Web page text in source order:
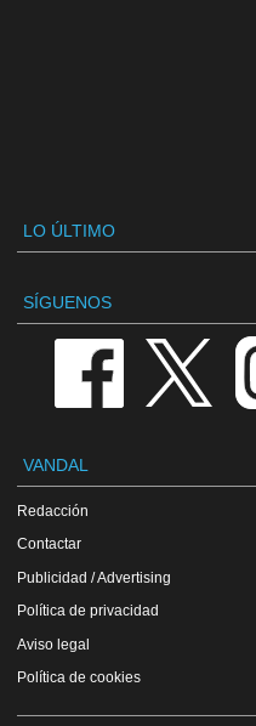
LO ÚLTIMO
SÍGUENOS
VANDAL
Redacción
Contactar
Publicidad / Advertising
Política de privacidad
Aviso legal
Política de cookies